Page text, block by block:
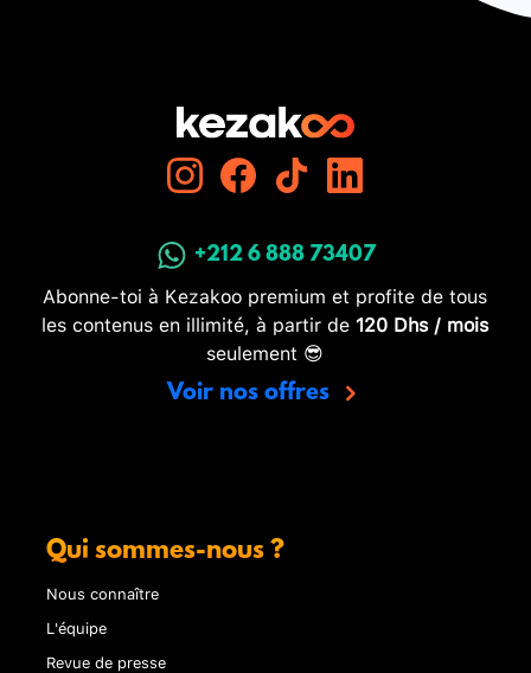
+212 6 888 73407
Abonne-toi à Kezakoo premium et profite de tous
les contenus en illimité, à partir de 120 Dhs / mois
seulement 😎
Voir nos offres
Qui sommes-nous ?
Nous connaître
L'équipe
Revue de presse